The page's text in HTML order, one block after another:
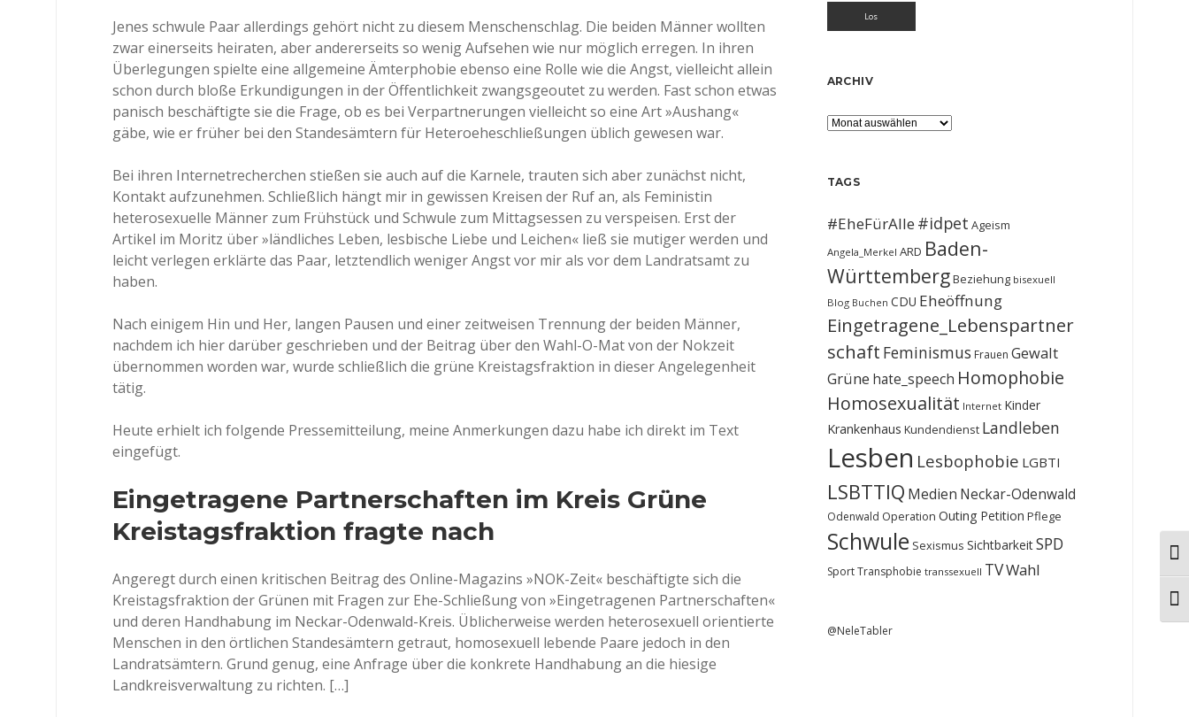
Jenes schwule Paar allerdings gehört nicht zu diesem Menschenschlag. Die beiden Männer wollten
zwar einerseits heiraten, aber andererseits so wenig Aufsehen wie nur möglich erregen. In ihren
Überlegungen spielte eine allgemeine Ämterphobie ebenso eine Rolle wie die Angst, vielleicht allein
schon durch bloße Erkundigungen in der Öffentlichkeit zwangsgeoutet zu werden. Fast schon etwas
panisch beschäftigte sie die Frage, ob es bei Verpartnerungen vielleicht so eine Art »Aushang«
gäbe, wie er früher bei den Standesämtern für Heteroeheschließungen üblich gewesen war.
Bei ihren Internetrecherchen stießen sie auch auf die Karnele, trauten sich aber zunächst nicht,
Kontakt aufzunehmen. Schließlich hängt mir in gewissen Kreisen der Ruf an, als Feministin
heterosexuelle Männer zum Frühstück und Schwule zum Mittagsessen zu verspeisen. Erst der
Artikel im Moritz über »ländliches Leben, lesbische Liebe und Leichen« ließ sie mutiger werden und
leicht verlegen erklärte das Paar, letztendlich weniger Angst vor mir als vor dem Landratsamt zu
haben.
Nach einigem Hin und Her, langen Pausen und einer zeitweisen Trennung der beiden Männer,
nachdem ich hier darüber geschrieben und der Beitrag über den Wahl-O-Mat von der Nokzeit
übernommen worden war, wurde schließlich die grüne Kreistagsfraktion in dieser Angelegenheit
tätig.
Heute erhielt ich folgende Pressemitteilung, meine Anmerkungen dazu habe ich direkt im Text
eingefügt.
Eingetragene Partnerschaften im Kreis Grüne
Kreistagsfraktion fragte nach
Angeregt durch einen kritischen Beitrag des Online-Magazins »NOK-Zeit« beschäftigte sich die
Kreistagsfraktion der Grünen mit Fragen zur Ehe-Schließung von »Eingetragenen Partnerschaften«
und deren Handhabung im Neckar-Odenwald-Kreis. Üblicherweise werden heterosexuell orientierte
Menschen in den örtlichen Standesämtern getraut, homosexuell lebende Paare jedoch in den
Landratsämtern. Grund genug, eine Anfrage über die konkrete Handhabung an die hiesige
Landkreisverwaltung zu richten. […]
ARCHIV
Archiv
TAGS
#EheFürAlle#idpet Ageism
Angela_Merkel ARD Baden-
WürttembergBeziehung bisexuell
Blog Buchen CDU Eheöffnung
Eingetragene_Lebenspartner
schaft Feminismus Frauen Gewalt
Grüne hate_speech Homophobie
Homosexualität Internet Kinder
Krankenhaus Kundendienst Landleben
Lesben Lesbophobie LGBTI
LSBTTIQ Medien Neckar-Odenwald
Odenwald Operation Outing Petition Pflege
Schwule Sexismus SichtbarkeitSPD
SportTransphobie transsexuell TVWahl
@NeleTabler